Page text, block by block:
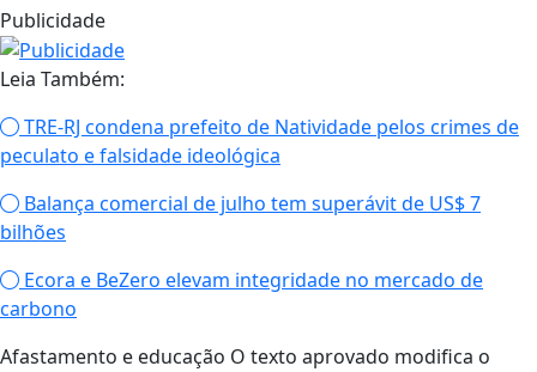
Publicidade
Leia Também:
TRE-RJ condena prefeito de Natividade pelos crimes de
peculato e falsidade ideológica
Balança comercial de julho tem superávit de US$ 7
bilhões
Ecora e BeZero elevam integridade no mercado de
carbono
Afastamento e educação O texto aprovado modifica o